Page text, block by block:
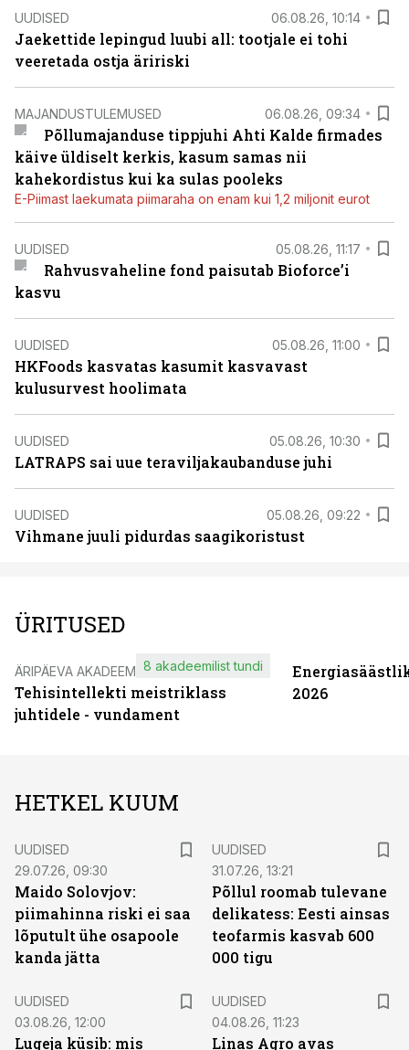
UUDISED 06.08.26, 10:14
Jaekettide lepingud luubi all: tootjale ei tohi
veeretada ostja äririski
MAJANDUSTULEMUSED 06.08.26, 09:34
Põllumajanduse tippjuhi Ahti Kalde firmades
käive üldiselt kerkis, kasum samas nii
kahekordistus kui ka sulas pooleks
E-Piimast laekumata piimaraha on enam kui 1,2 miljonit eurot
UUDISED 05.08.26, 11:17
Rahvusvaheline fond paisutab Bioforce’i
kasvu
UUDISED 05.08.26, 11:00
HKFoods kasvatas kasumit kasvavast
kulusurvest hoolimata
UUDISED 05.08.26, 10:30
LATRAPS sai uue teraviljakaubanduse juhi
UUDISED 05.08.26, 09:22
Vihmane juuli pidurdas saagikoristust
ÜRITUSED
ÄRIPÄEVA AKADEEMIA
Tehisintellekti meistriklass
juhtidele - vundament
8 akadeemilist tundi
2026
HETKEL KUUM
UUDISED
29.07.26, 09:30
Maido Solovjov:
piimahinna riski ei saa
lõputult ühe osapoole
kanda jätta
UUDISED
31.07.26, 13:21
Põllul roomab tulevane
delikatess: Eesti ainsas
teofarmis kasvab 600
000 tigu
UUDISED
03.08.26, 12:00
Lugeja küsib: mis
UUDISED
04.08.26, 11:23
Linas Agro avas